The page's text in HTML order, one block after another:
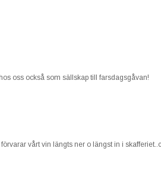
oss också som sällskap till farsdagsgåvan!
vårt vin längts ner o längst in i